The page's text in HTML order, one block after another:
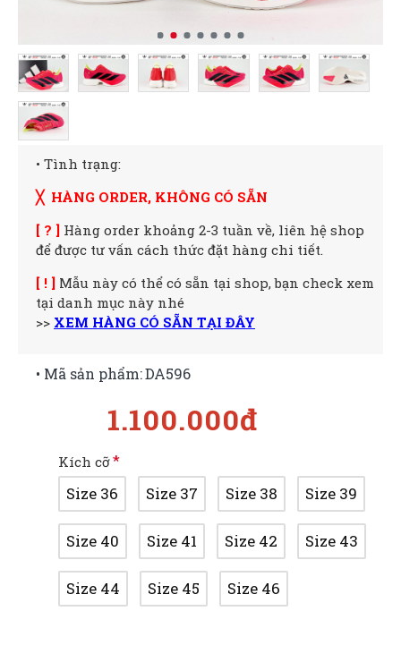
• Tình trạng:
╳ HÀNG ORDER, KHÔNG CÓ SẴN
[ ? ] Hàng order khoảng 2-3 tuần về, liên hệ shop
để được tư vấn cách thức đặt hàng chi tiết.
[ ! ] Mẫu này có thể có sẵn tại shop, bạn check xem
tại danh mục này nhé
>> XEM HÀNG CÓ SẴN TẠI ĐÂY
1.100.000đ
• Mã sản phẩm:DA596
Kích cỡ
Size 36 Size 37 Size 38 Size 39
Size 40 Size 41 Size 42 Size 43
Size 44 Size 45 Size 46